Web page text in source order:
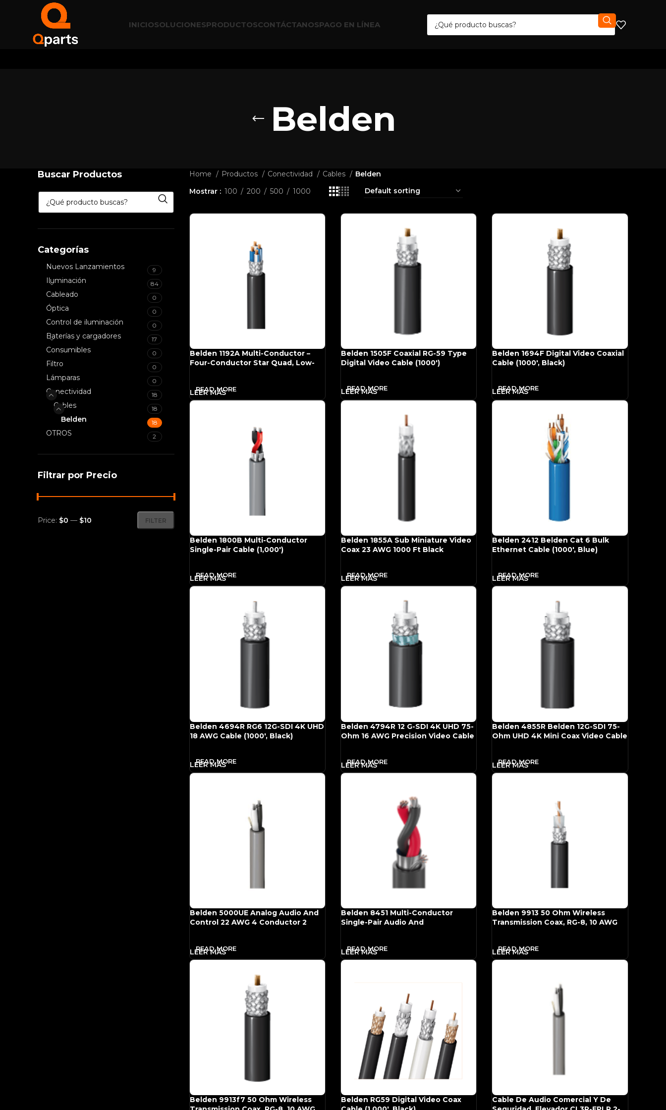
INICIOSOLUCIONESPRODUCTOSCONTÁCTANOSPAGO EN LÍNEA
Belden
Buscar Productos
Categorías
Nuevos Lanzamientos 9
Iluminación 84
Cableado 0
Óptica 0
Control de iluminación 0
Baterías y cargadores 17
Consumibles 0
Filtro 0
Lámparas 0
Conectividad 18
Cables 18
Belden 18
OTROS 2
Filtrar por Precio
FILTER
Price: $0 — $10
Home Productos Conectividad Cables
Belden
Mostrar
100 200 500 1000
Belden 1192A Multi-Conductor –
Four-Conductor Star Quad, Low-
READ MORE
Belden 1505F Coaxial RG-59 Type
Digital Video Cable (1000′)
READ MORE
Belden 1694F Digital Video Coaxial
Cable (1000′, Black)
READ MORE
Belden 1800B Multi-Conductor
Single-Pair Cable (1,000′)
READ MORE
Belden 1855A Sub Miniature Video
Coax 23 AWG 1000 Ft Black
READ MORE
Belden 2412 Belden Cat 6 Bulk
Ethernet Cable (1000′, Blue)
READ MORE
Belden 4694R RG6 12G-SDI 4K UHD
18 AWG Cable (1000′, Black)
READ MORE
Belden 4794R 12 G-SDI 4K UHD 75-
Ohm 16 AWG Precision Video Cable
READ MORE
Belden 4855R Belden 12G-SDI 75-
Ohm UHD 4K Mini Coax Video Cable
READ MORE
Belden 5000UE Analog Audio And
Control 22 AWG 4 Conductor 2
READ MORE
Belden 8451 Multi-Conductor
Single-Pair Audio And
READ MORE
Belden 9913 50 Ohm Wireless
Transmission Coax, RG-8, 10 AWG
READ MORE
Belden 9913f7 50 Ohm Wireless
Belden RG59 Digital Video Coax
Cable De Audio Comercial Y De